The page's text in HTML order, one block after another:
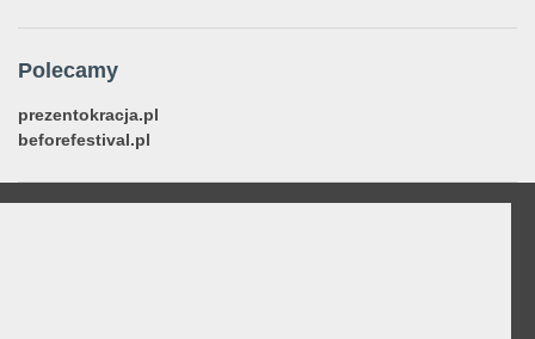
Polecamy
prezentokracja.pl
beforefestival.pl